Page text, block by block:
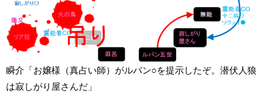
瞬介「お嬢様（真占い師）がルパン○を提示したぞ。潜伏人狼
は寂しがり屋さんだ」